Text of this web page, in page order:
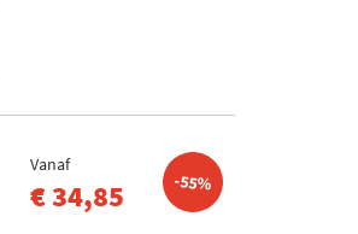
Vanaf
€ 34,85 -55%